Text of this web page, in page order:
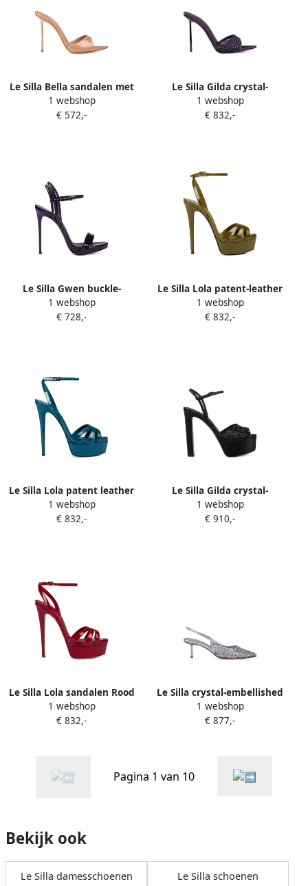
Le Silla Bella sandalen met
puntige neus Beige
1 webshop
€ 572,-
Le Silla Gilda crystal-
embellished sandals Paars
1 webshop
€ 832,-
Le Silla Gwen buckle-
fastening sandals Paars
1 webshop
€ 728,-
Le Silla Lola patent-leather
sandals Groen
1 webshop
€ 832,-
Le Silla Lola patent leather
sandals Blauw
1 webshop
€ 832,-
Le Silla Gilda crystal-
embellished platform
sandals Zwart
1 webshop
€ 910,-
Le Silla Lola sandalen Rood
1 webshop
€ 832,-
Le Silla crystal-embellished
mesh sandals Zilver
1 webshop
€ 877,-
Pagina 1 van 10
Bekijk ook
Le Silla damesschoenen Le Silla schoenen